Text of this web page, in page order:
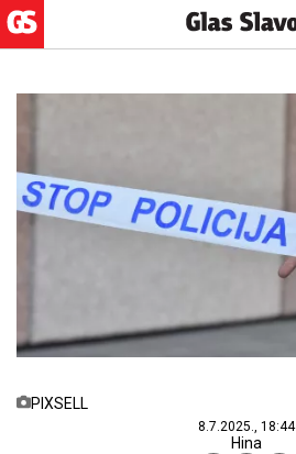
PIXSELL
8.7.2025., 18:44
Hina